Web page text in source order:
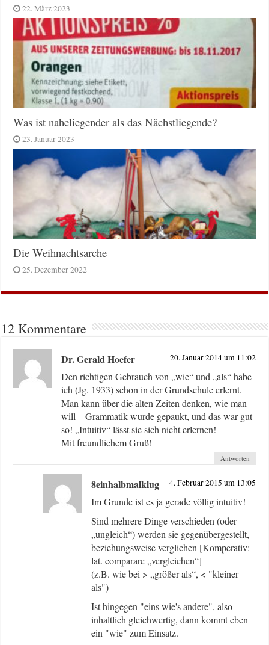
22. März 2023
Was ist naheliegender als das Nächstliegende?
23. Januar 2023
Die Weihnachtsarche
25. Dezember 2022
12 Kommentare
Dr. Gerald Hoefer 20. Januar 2014 um 11:02
Den richtigen Gebrauch von „wie“ und „als“ habe
ich (Jg. 1933) schon in der Grundschule erlernt.
Man kann über die alten Zeiten denken, wie man
will – Grammatik wurde gepaukt, und das war gut
so! „Intuitiv“ lässt sie sich nicht erlernen!
Mit freundlichem Gruß!
Antworten
8einhalbmalklug 4. Februar 2015 um 13:05
Im Grunde ist es ja gerade völlig intuitiv!
Sind mehrere Dinge verschieden (oder
„ungleich“) werden sie gegenübergestellt,
beziehungsweise verglichen [Komperativ:
lat. comparare „vergleichen“]
(z.B. wie bei > „größer als“, < "kleiner
als")
Ist hingegen "eins wie's andere", also
inhaltlich gleichwertig, dann kommt eben
ein "wie" zum Einsatz.